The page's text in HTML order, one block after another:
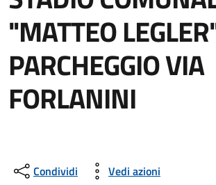
"MATTEO
PARCHEGGIO VIA
FORLANINI
Condividi Vedi azioni